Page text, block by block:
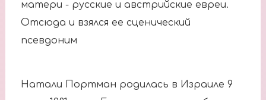
матери - русские и австрийские евреи.
Отсюда и взялся ее сценический
псевдоним
Натали Портман родилась в Израиле 9